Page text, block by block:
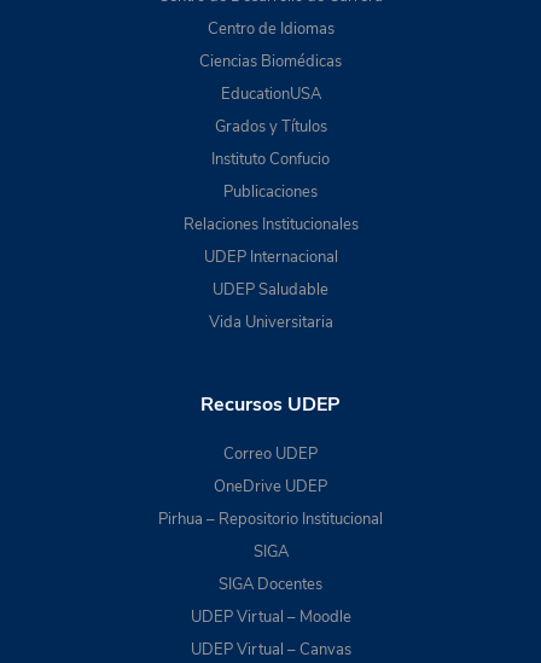
Centro de Idiomas
Ciencias Biomédicas
EducationUSA
Grados y Títulos
Instituto Confucio
Publicaciones
Relaciones Institucionales
UDEP Internacional
UDEP Saludable
Vida Universitaria
Recursos UDEP
Correo UDEP
OneDrive UDEP
Pirhua – Repositorio Institucional
SIGA
SIGA Docentes
UDEP Virtual – Moodle
UDEP Virtual – Canvas